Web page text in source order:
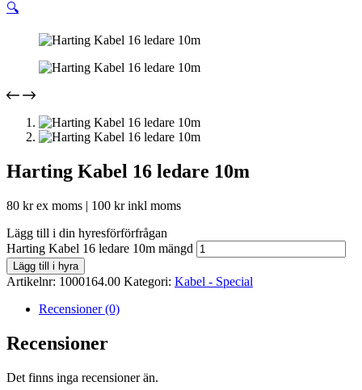
🔍
Harting Kabel 16 ledare 10m
80 krex moms | 100 krinkl moms
Lägg till i din hyresförförfrågan
Harting Kabel 16 ledare 10m mängd
Lägg till i hyra
Artikelnr: 1000164.00 Kategori: Kabel - Special
Recensioner (0)
Recensioner
Det finns inga recensioner än.